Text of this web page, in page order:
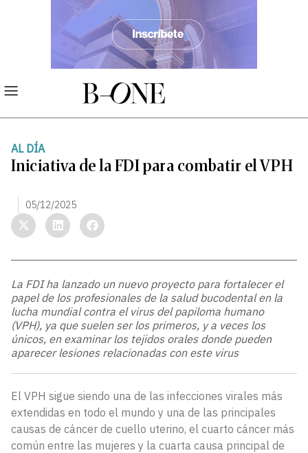
AL DÍA
Iniciativa de la FDI para combatir el VPH
05/12/2025
La FDI ha lanzado un nuevo proyecto para fortalecer el
papel de los profesionales de la salud bucodental en la
lucha mundial contra el virus del papiloma humano
(VPH), ya que suelen ser los primeros, y a veces los
únicos, en examinar los tejidos orales donde pueden
aparecer lesiones relacionadas con este virus
El VPH sigue siendo una de las infecciones virales más
extendidas en todo el mundo y una de las principales
causas de cáncer de cuello uterino, el cuarto cáncer más
común entre las mujeres y la cuarta causa principal de